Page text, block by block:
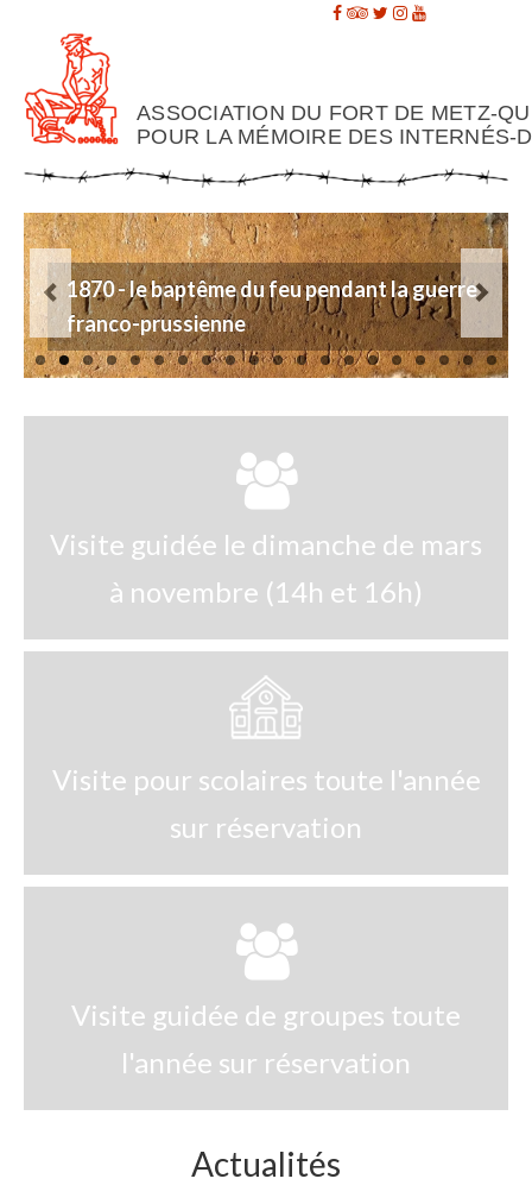
ASSOCIATION DU FORT DE METZ-
POUR LA MÉMOIRE DES INTERNÉS-
1870 - le baptême du feu pendant la guerre
franco-prussienne
Visite guidée le dimanche de mars
à novembre (14h et 16h)
Visite pour scolaires toute l'année
sur réservation
Visite guidée de groupes toute
l'année sur réservation
Actualités